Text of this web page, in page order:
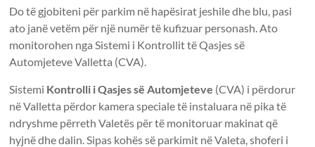
Do të gjobiteni për parkim në hapësirat jeshile dhe blu, pasi
ato janë vetëm për një numër të kufizuar personash. Ato
monitorohen nga Sistemi i Kontrollit të Qasjes së
Automjeteve Valletta (CVA).
Sistemi Kontrolli i Qasjes së Automjeteve (CVA) i përdorur
në Valletta përdor kamera speciale të instaluara në pika të
ndryshme përreth Valetës për të monitoruar makinat që
hyjnë dhe dalin. Sipas kohës së parkimit në Valeta, shoferi i